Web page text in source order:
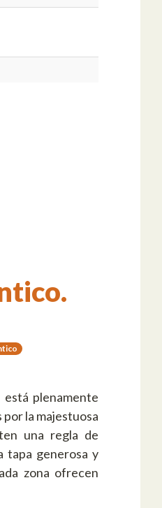
plenamente
la majestuosa
una regla de
tapa generosa y
zona ofrecen